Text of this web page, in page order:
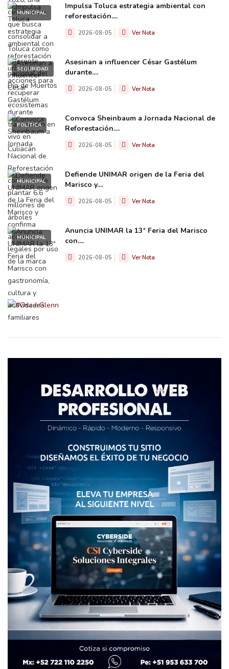
MUNICIPAL
Impulsa Toluca estrategia ambiental con
reforestación....
2026-08-05 Ver Nota
SEGURIDAD
Asesinan a influencer César Gastélum
durante....
2026-08-05 Ver Nota
POLÍTICA
Convoca Sheinbaum a Jornada Nacional de
Reforestación....
2026-08-05 Ver Nota
MUNICIPAL
Defiende UNIMAR origen de la Feria del
Marisco y....
2026-08-05 Ver Nota
MUNICIPAL
Anuncia UNIMAR la 13ª Feria del Marisco
con....
2026-08-05 Ver Nota